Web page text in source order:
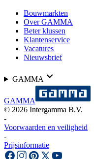
Bouwmarkten
Over GAMMA
Beter klussen
Klantenservice
Vacatures
Nieuwsbrief
GAMMA
GAMMA
© 2026 Intergamma B.V.
-
Voorwaarden en veiligheid
-
Prijsinformatie